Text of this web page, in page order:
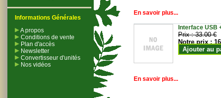
Informations Générales
A propos
Conditions de vente
Plan d'accès
Newsletter
Convertisseur d'unités
Nos vidéos
En savoir plus...
Interface USB
Prix :33.00 €
Notre prix :
Ajouter au
En savoir plus...